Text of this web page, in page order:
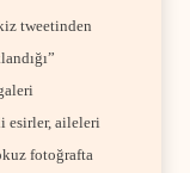
tweetinden
esirler, aileleri
fotoğrafta